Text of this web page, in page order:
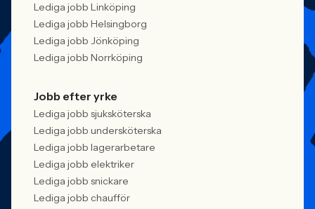
Lediga jobb Linköping
Lediga jobb Helsingborg
Lediga jobb Jönköping
Lediga jobb Norrköping
Jobb efter yrke
Lediga jobb sjuksköterska
Lediga jobb undersköterska
Lediga jobb lagerarbetare
Lediga jobb elektriker
Lediga jobb snickare
Lediga jobb chaufför